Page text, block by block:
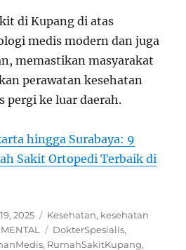
di Kupang di atas
medis modern dan juga
memastikan masyarakat
perawatan kesehatan
pergi ke luar daerah.
hingga Surabaya: 9
Sakit Ortopedi Terbaik di
2025 Categories
Kesehatan, kesehatan
Tags
DokterSpesialis,
, RumahSakitKupang,